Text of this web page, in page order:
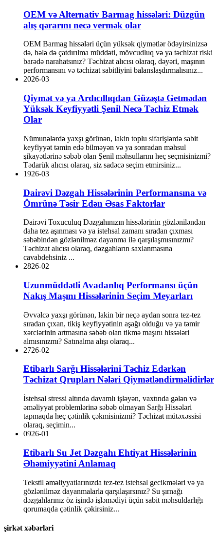
OEM və Alternativ Barmag hissələri: Düzgün
alış qərarını necə vermək olar
OEM Barmag hissələri üçün yüksək qiymətlər ödəyirsinizsə
də, hələ də çatdırılma müddəti, mövcudluq və ya təchizat riski
barədə narahatsınız? Təchizat alıcısı olaraq, dəyəri, maşının
performansını və təchizat sabitliyini balanslaşdırmalısınız...
2026-03
Qiymət və ya Ardıcıllıqdan Güzəştə Getmədən
Yüksək Keyfiyyətli Şenil Necə Təchiz Etmək
Olar
Nümunələrdə yaxşı görünən, lakin toplu sifarişlərdə sabit
keyfiyyət təmin edə bilməyən və ya sonradan məhsul
şikayətlərinə səbəb olan Şenil məhsullarını heç seçmisinizmi?
Tədarük alıcısı olaraq, siz sadəcə seçim etmirsiniz...
1926-03
Dairəvi Dəzgah Hissələrinin Performansına və
Ömrünə Təsir Edən Əsas Faktorlar
Dairəvi Toxuculuq Dəzgahınızın hissələrinin gözləniləndən
daha tez aşınması və ya istehsal zamanı sıradan çıxması
səbəbindən gözlənilməz dayanma ilə qarşılaşmısınızmı?
Təchizat alıcısı olaraq, dəzgahların saxlanmasına
cavabdehsiniz ...
2826-02
Uzunmüddətli Avadanlıq Performansı üçün
Nakış Maşını Hissələrinin Seçim Meyarları
Əvvəlcə yaxşı görünən, lakin bir neçə aydan sonra tez-tez
sıradan çıxan, tikiş keyfiyyətinin aşağı olduğu və ya təmir
xərclərinin artmasına səbəb olan tikmə maşını hissələri
almısınızmı? Satınalma alışı olaraq...
2726-02
Etibarlı Sarğı Hissələrini Təchiz Edərkən
Təchizat Qrupları Nələri Qiymətləndirməlidirlər
İstehsal stressi altında davamlı işləyən, vaxtında gələn və
əməliyyat problemlərinə səbəb olmayan Sarğı Hissələri
tapmaqda heç çətinlik çəkmisinizmi? Təchizat mütəxəssisi
olaraq, seçimin...
0926-01
Etibarlı Su Jet Dəzgahı Ehtiyat Hissələrinin
Əhəmiyyətini Anlamaq
Tekstil əməliyyatlarınızda tez-tez istehsal gecikmələri və ya
gözlənilməz dayanmalarla qarşılaşırsınız? Su şırnağı
dəzgahlarınız öz işində işləmədiyi üçün sabit məhsuldarlığı
qorumaqda çətinlik çəkirsiniz...
şirkət xəbərləri